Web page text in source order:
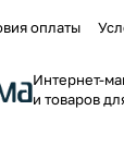
оплаты
Интернет-
и товаров